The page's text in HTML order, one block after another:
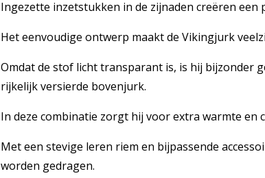
Ingezette inzetstukken in de zijnaden creëren een
Het eenvoudige ontwerp maakt de Vikingjurk
Omdat de stof licht transparant is, is hij bijzonder
rijkelijk versierde bovenjurk.
In deze combinatie zorgt hij voor extra warmte en
Met een stevige leren riem en bijpassende
worden gedragen.